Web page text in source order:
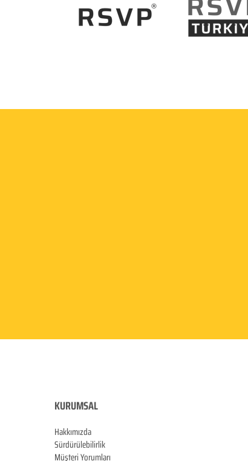
KURUMSAL
Hakkımızda
Sürdürülebilirlik
Müşteri Yorumları